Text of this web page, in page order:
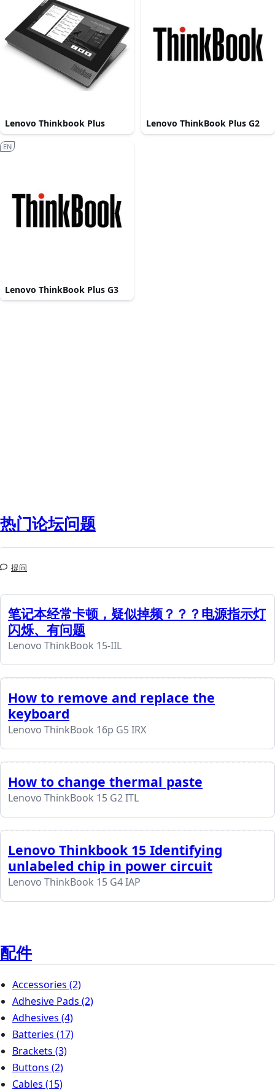
Lenovo Thinkbook Plus Lenovo ThinkBook Plus G2
Lenovo ThinkBook Plus G3
EN
热门论坛问题
提问
笔记本经常卡顿，疑似掉频？？？电源指示灯
闪烁、有问题
Lenovo ThinkBook 15-IIL
How to remove and replace the
keyboard
Lenovo ThinkBook 16p G5 IRX
How to change thermal paste
Lenovo ThinkBook 15 G2 ITL
Lenovo Thinkbook 15 Identifying
unlabeled chip in power circuit
Lenovo ThinkBook 15 G4 IAP
配件
Accessories (2)
Adhesive Pads (2)
Adhesives (4)
Batteries (17)
Brackets (3)
Buttons (2)
Cables (15)